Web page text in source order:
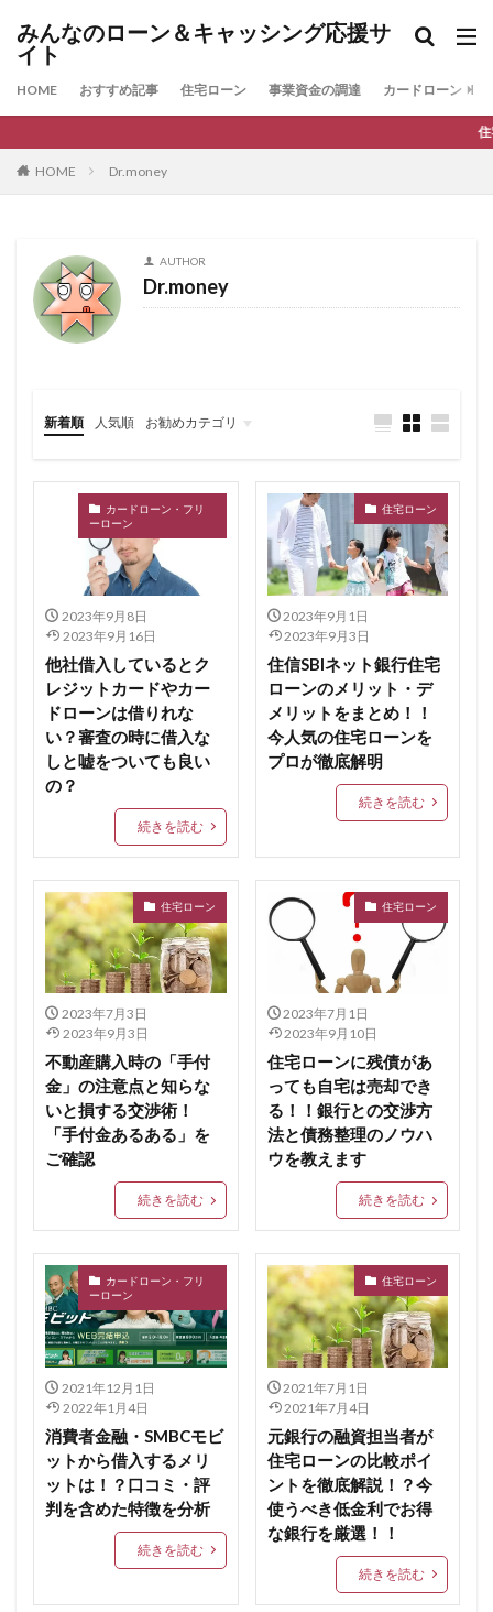
みんなのローン＆キャッシング応援サ
イト
HOME おすすめ記事 住宅ローン 事業資金の調達 カードローン
住宅ローンの最新人
HOME Dr.money
AUTHOR
Dr.money
新着順 人気順 お勧めカテゴリ
カードローン・フリ
ーローン
2023年9月8日
2023年9月16日
他社借入しているとク
レジットカードやカー
ドローンは借りれな
い？審査の時に借入な
しと嘘をついても良い
の？
続きを読む
住宅ローン
2023年9月1日
2023年9月3日
住信SBIネット銀行住宅
ローンのメリット・デ
メリットをまとめ！！
今人気の住宅ローンを
プロが徹底解明
続きを読む
住宅ローン
2023年7月3日
2023年9月3日
不動産購入時の「手付
金」の注意点と知らな
いと損する交渉術！
「手付金あるある」を
ご確認
続きを読む
住宅ローン
2023年7月1日
2023年9月10日
住宅ローンに残債があ
っても自宅は売却でき
る！！銀行との交渉方
法と債務整理のノウハ
ウを教えます
続きを読む
カードローン・フリ
ーローン
2021年12月1日
2022年1月4日
消費者金融・SMBCモビ
ットから借入するメリ
ットは！？口コミ・評
判を含めた特徴を分析
続きを読む
住宅ローン
2021年7月1日
2021年7月4日
元銀行の融資担当者が
住宅ローンの比較ポイ
ントを徹底解説！？今
使うべき低金利でお得
な銀行を厳選！！
続きを読む